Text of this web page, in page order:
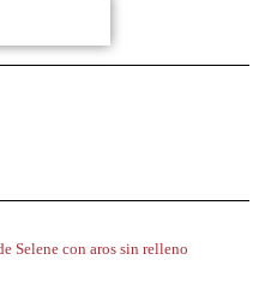
Selene con aros sin relleno